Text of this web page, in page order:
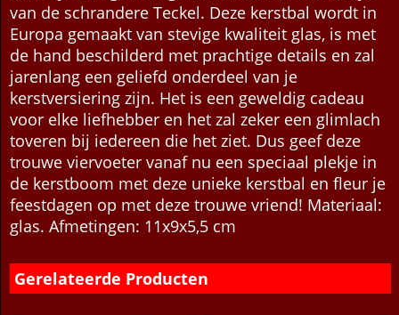
van de schrandere Teckel. Deze kerstbal wordt in
Europa gemaakt van stevige kwaliteit glas, is met
de hand beschilderd met prachtige details en zal
jarenlang een geliefd onderdeel van je
kerstversiering zijn. Het is een geweldig cadeau
voor elke liefhebber en het zal zeker een glimlach
toveren bij iedereen die het ziet. Dus geef deze
trouwe viervoeter vanaf nu een speciaal plekje in
de kerstboom met deze unieke kerstbal en fleur je
feestdagen op met deze trouwe vriend! Materiaal:
glas. Afmetingen: 11x9x5,5 cm
Gerelateerde Producten